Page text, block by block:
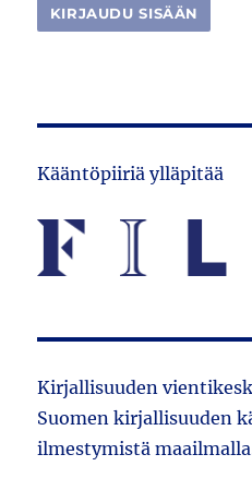
Kääntöpiiriä ylläpitää
Kirjallisuuden
Suomen kirjallisuuden
ilmestymistä